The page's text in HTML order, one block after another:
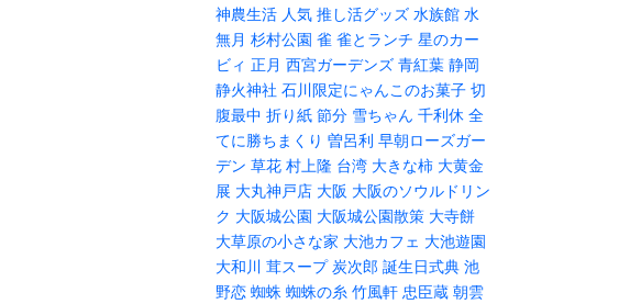
神農生活 人気 推し活グッズ 水族館 水
無月 杉村公園 雀 雀とランチ 星のカー
ビィ 正月 西宮ガーデンズ 青紅葉 静岡
静火神社 石川限定にゃんこのお菓子 切
腹最中 折り紙 節分 雪ちゃん 千利休 全
てに勝ちまくり 曽呂利 早朝ローズガー
デン 草花 村上隆 台湾 大きな柿 大黄金
展 大丸神戸店 大阪 大阪のソウルドリン
ク 大阪城公園 大阪城公園散策 大寺餅
大草原の小さな家 大池カフェ 大池遊園
大和川 茸スープ 炭次郎 誕生日式典 池
野恋 蜘蛛 蜘蛛の糸 竹風軒 忠臣蔵 朝雲